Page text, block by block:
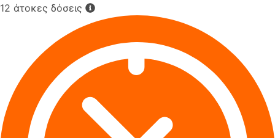
12 άτοκες δόσεις